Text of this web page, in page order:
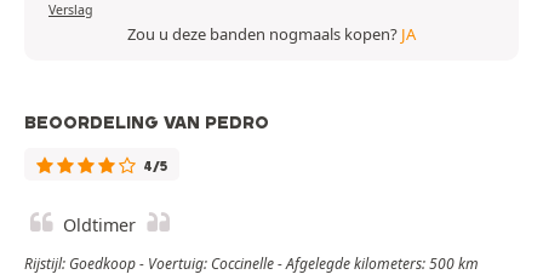
Verslag
Zou u deze banden nogmaals kopen? JA
BEOORDELING VAN PEDRO
4/5
Oldtimer
Rijstijl: Goedkoop - Voertuig: Coccinelle - Afgelegde kilometers: 500 km